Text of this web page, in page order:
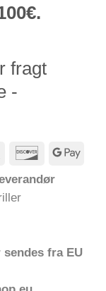
fragt
-
Dinners
Opdage
fra EU